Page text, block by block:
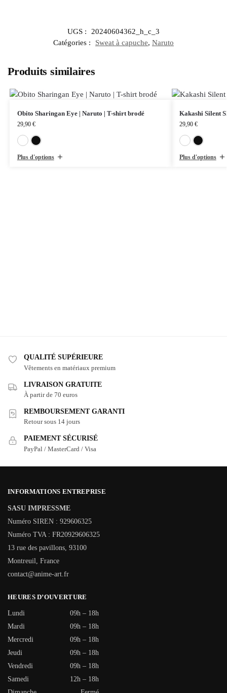
UGS :
20240604362_h_c_3
Catégories :
Sweat à capuche, Naruto
Produits similaires
Obito Sharingan Eye | Naruto | T-shirt brodé
29,90 €
Plus d'options
Kakashi Silent
29,90 €
Plus d'options
QUALITÉ SUPÉRIEURE
Vêtements en matériaux premium
LIVRAISON GRATUITE
À partir de 70 euros
REMBOURSEMENT GARANTI
Retour sous 14 jours
PAIEMENT SÉCURISÉ
PayPal / MasterCard / Visa
INFORMATIONS ENTREPRISE
SASU IMPRESSME
Numéro SIREN : 929606325
Numéro TVA : FR20929606325
13 rue des pavillons, 93100
Montreuil, France
contact@anime-art.fr
HEURES D’OUVERTURE
Lundi
09h – 18h
Mardi
09h – 18h
Mercredi
09h – 18h
Jeudi
09h – 18h
Vendredi
09h – 18h
Samedi
12h – 18h